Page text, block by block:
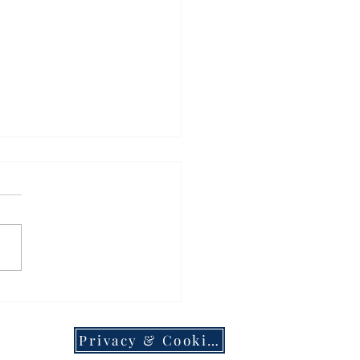
il bis al Trofeo
RANCILIO
Privacy & Cookies